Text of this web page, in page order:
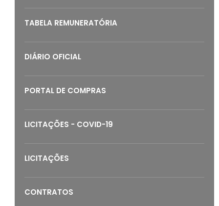
TABELA REMUNERATÓRIA
DIÁRIO OFICIAL
PORTAL DE COMPRAS
LICITAÇÕES - COVID-19
LICITAÇÕES
CONTRATOS